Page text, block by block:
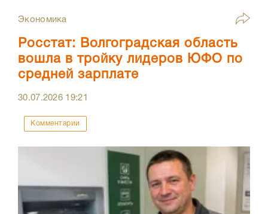
Экономика
Росстат: Волгоградская область
вошла в тройку лидеров ЮФО по
средней зарплате
30.07.2026 19:21
Комментарии